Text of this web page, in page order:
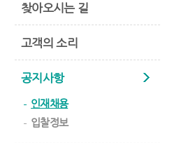
찾아오시는 길
고객의 소리
공지사항
인재채용
입찰정보